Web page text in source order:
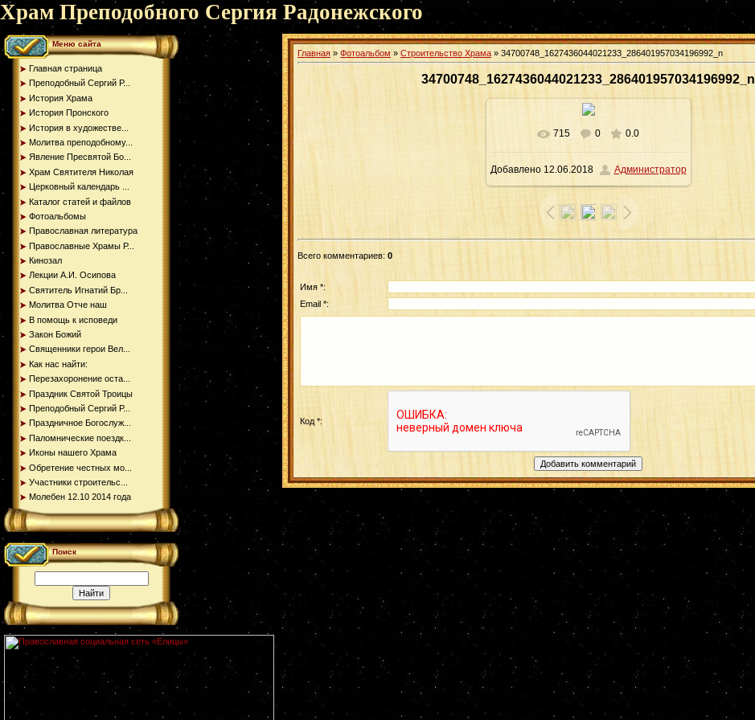
Храм Преподобного Сергия Радонежского
Меню сайта
Главная страница
Преподобный Сергий Р...
История Храма
История Пронского
История в художестве...
Молитва преподобному...
Явление Пресвятой Бо...
Храм Святителя Николая
Церковный календарь ...
Каталог статей и файлов
Фотоальбомы
Православная литература
Православные Храмы Р...
Кинозал
Лекции А.И. Осипова
Святитель Игнатий Бр...
Молитва Отче наш
В помощь к исповеди
Закон Божий
Священники герои Вел...
Как нас найти:
Перезахоронение оста...
Праздник Святой Троицы
Преподобный Сергий Р...
Праздничное Богослуж...
Паломнические поездк...
Иконы нашего Храма
Обретение честных мо...
Участники строительс...
Молебен 12.10 2014 года
Поиск
Главная » Фотоальбом » Строительство Храма » 34700748_1627436044021233_286401957034196992_n
34700748_1627436044021233_286401957034196992_n
В реальном размере 960x960
246.0Kb
715 0 0.0
Добавлено12.06.2018 Администратор
Всего комментариев: 0
Имя *:
Email *:
Код *: